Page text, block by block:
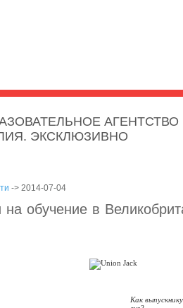
АГЕНТСТВО
ЭКСКЛЮЗИВНО
-> 2014-07-04
на обучение в
Как